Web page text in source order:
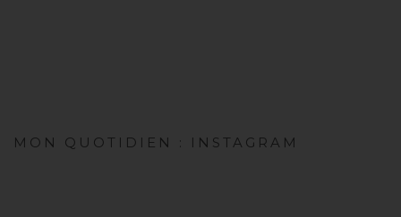
MON QUOTIDIEN : INSTAGRAM